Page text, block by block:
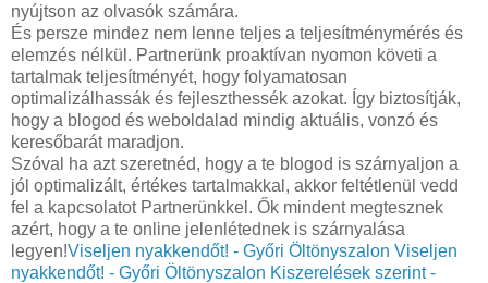
nyújtson az olvasók számára.
És persze mindez nem lenne teljes a teljesítménymérés és
elemzés nélkül. Partnerünk proaktívan nyomon követi a
tartalmak teljesítményét, hogy folyamatosan
optimalizálhassák és fejleszthessék azokat. Így biztosítják,
hogy a blogod és weboldalad mindig aktuális, vonzó és
keresőbarát maradjon.
Szóval ha azt szeretnéd, hogy a te blogod is szárnyaljon a
jól optimalizált, értékes tartalmakkal, akkor feltétlenül vedd
fel a kapcsolatot Partnerünkkel. Ők mindent megtesznek
azért, hogy a te online jelenlétednek is szárnyalása
legyen!Viseljen nyakkendőt! - Győri Öltönyszalon Viseljen
nyakkendőt! - Győri Öltönyszalon Kiszerelések szerint -